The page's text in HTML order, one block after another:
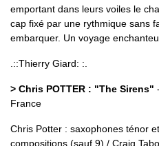
emportant dans leurs voiles le
cap fixé par une rythmique sans
embarquer. Un voyage
.::Thierry Giard: :.
> Chris POTTER : "The Sirens" -
France
Chris Potter : saxophones ténor
compositions (sauf 9) / Craig